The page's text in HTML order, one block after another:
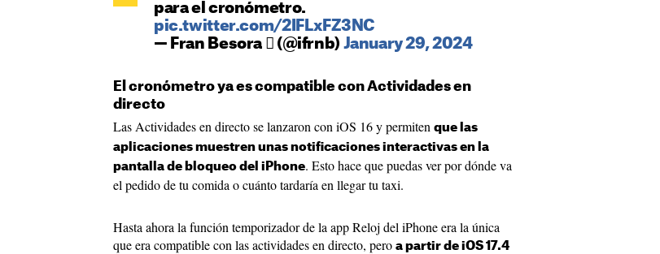
para el cronómetro.
pic.twitter.com/2IFLxFZ3NC
— Fran Besora  (@ifrnb) January 29, 2024
El cronómetro ya es compatible con Actividades en
directo
Las Actividades en directo se lanzaron con iOS 16 y permiten que las
aplicaciones muestren unas notificaciones interactivas en la
pantalla de bloqueo del iPhone. Esto hace que puedas ver por dónde va
el pedido de tu comida o cuánto tardaría en llegar tu taxi.
Hasta ahora la función temporizador de la app Reloj del iPhone era la única
que era compatible con las actividades en directo, pero a partir de iOS 17.4